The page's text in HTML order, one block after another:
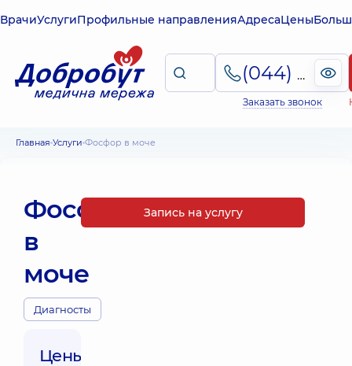
ВрачиУслугиПрофильные направленияАдресаЦены
(044) 495-2-888
Заказать звонок
Главная Услуги Фосфор в моче
Фосфор
в
моче
Диагносты
Цены
Запись на услугу